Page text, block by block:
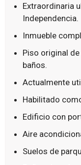
Extraordinaria
Independencia.
Inmueble
Piso original
baños.
Actualmente
Habilitado
Edificio con
Aire
Suelos de